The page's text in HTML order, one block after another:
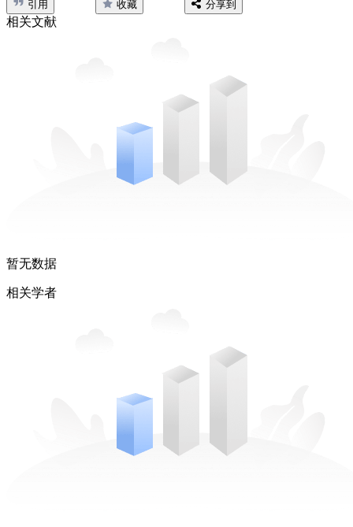
引用 收藏 分享到
相关文献
暂无数据
相关学者